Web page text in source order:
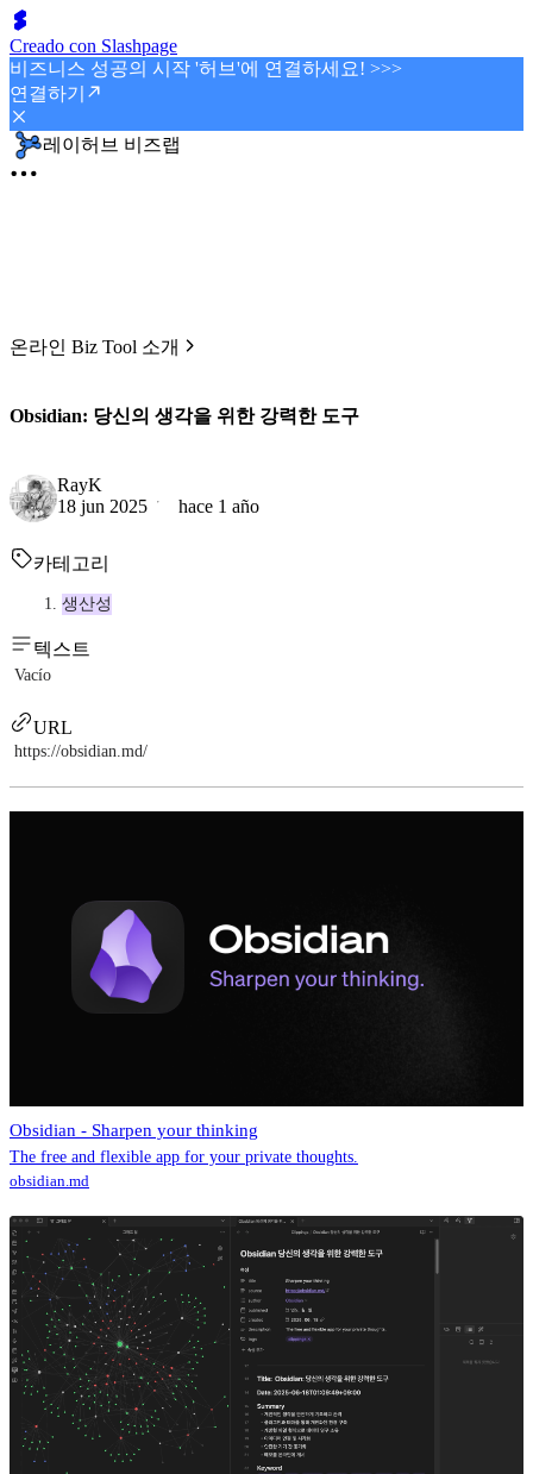
Creado con Slashpage
비즈니스 성공의 시작 '허브'에 연결하세요! >>>
연결하기
레이허브 비즈랩
온라인 Biz Tool 소개
Obsidian: 당신의 생각을 위한 강력한 도구
RayK
18 jun 2025
hace 1 año
카테고리
생산성
텍스트
Vacío
URL
https://obsidian.md/
Obsidian - Sharpen your thinking
The free and flexible app for your private thoughts.
obsidian.md